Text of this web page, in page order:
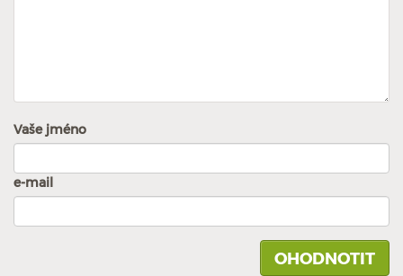
Vaše jméno
e-mail